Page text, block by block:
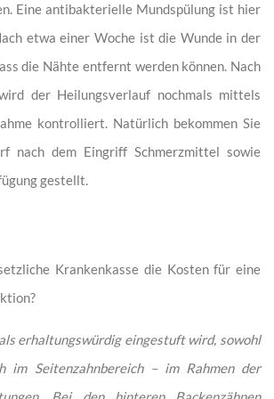
Eine antibakterielle Mundspülung ist hier
etwa einer Woche ist die Wunde in der
die Nähte entfernt werden können. Nach
der Heilungsverlauf nochmals mittels
kontrolliert. Natürlich bekommen Sie
nach dem Eingriff Schmerzmittel sowie
gestellt.
Krankenkasse die Kosten für eine
erhaltungswürdig eingestuft wird, sowohl
im Seitenzahnbereich – im Rahmen der